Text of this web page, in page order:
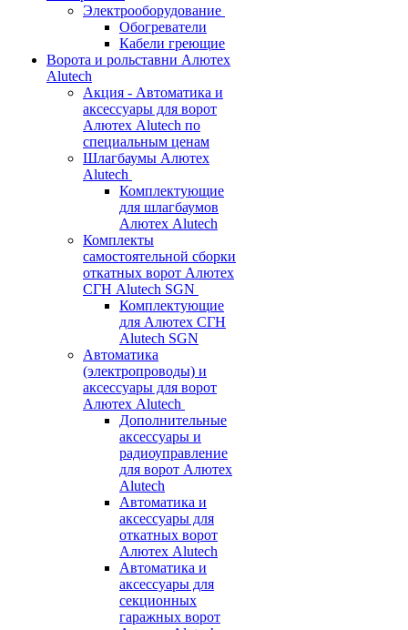
Электрооборудование
Обогреватели
Кабели греющие
Ворота и рольставни Алютех
Alutech
Акция - Автоматика и
аксессуары для ворот
Алютех Alutech по
специальным ценам
Шлагбаумы Алютех
Alutech
Комплектующие
для шлагбаумов
Алютех Alutech
Комплекты
самостоятельной сборки
откатных ворот Алютех
СГН Alutech SGN
Комплектующие
для Алютех СГН
Alutech SGN
Автоматика
(электропроводы) и
аксессуары для ворот
Алютех Alutech
Дополнительные
аксессуары и
радиоуправление
для ворот Алютех
Alutech
Автоматика и
аксессуары для
откатных ворот
Алютех Alutech
Автоматика и
аксессуары для
секционных
гаражных ворот